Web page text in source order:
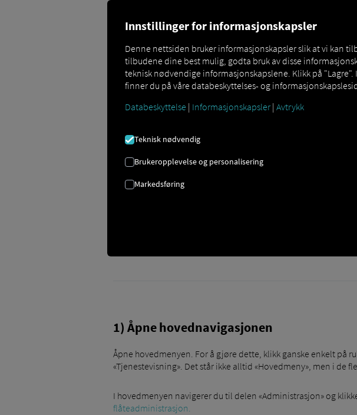
Opprette en Pocket Driver
kjøretøy
For å logge inn på Pocket Driver For appen med
Plattformen kan opprettes av enhver bruker med rettigheter
1) Åpne hovednavigasjonen
Åpne hovedmenyen. For å gjøre dette, klikk ganske enkelt på
«Tjenestevisning». Det står ikke alltid «Hovedmeny», men i
I hovedmenyen navigerer du til delen «Administrasjon» og
flåteadministrasjon.
Innstillinger for informasjonskapsler
Denne nettsiden bruker informasjonskapsler slik at vi kan
tilbudene dine best mulig, godta bruk av disse
teknisk nødvendige informasjonskapslene. Klikk på
finner du på våre databeskyttelses- og
Databeskyttelse | Informasjonskapsler | Avtrykk
Teknisk nødvendig
Brukeropplevelse og personalisering
Markedsføring